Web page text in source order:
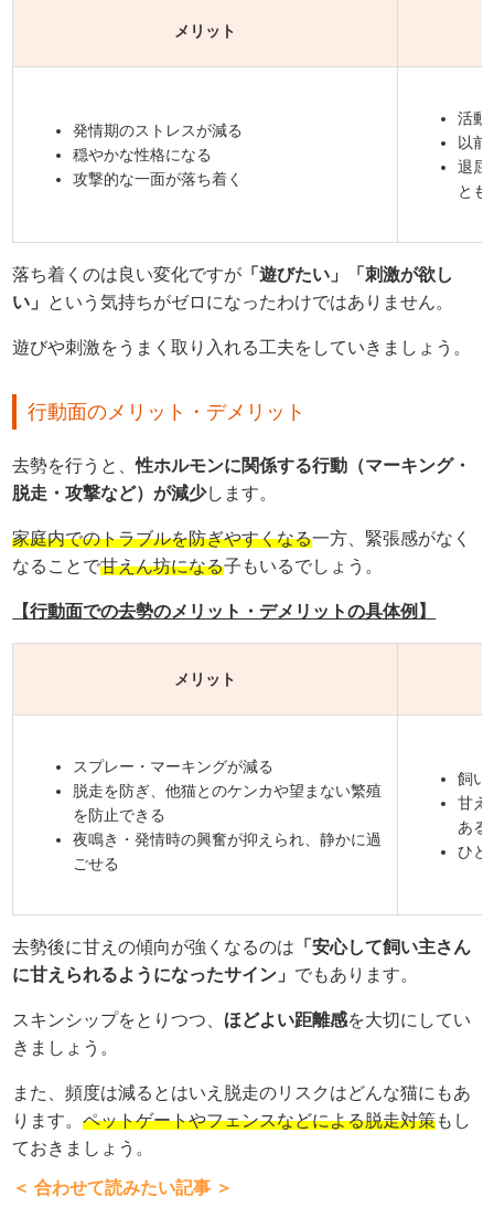
メリット
発情期のストレスが減る
穏やかな性格になる
攻撃的な一面が落ち着く
活動
以前
退屈
とも
落ち着くのは良い変化ですが 「遊びたい」「刺激が欲し
い」
という気持ちがゼロになったわけではありません。
遊びや刺激をうまく取り入れる工夫をしていきましょう。
行動面のメリット・デメリット
去勢を行うと、性ホルモンに関係する行動（マーキング・
脱走・攻撃など）が減少します。
家庭内でのトラブルを防ぎやすくなる一方、緊張感がなく
なることで甘えん坊になる子もいるでしょう。
【行動面での去勢のメリット・デメリットの具体例】
メリット
スプレー・マーキングが減る
脱走を防ぎ、他猫とのケンカや望まない繁殖
を防止できる
夜鳴き・発情時の興奮が抑えられ、静かに過
ごせる
飼い
甘え
ある
ひと
去勢後に甘えの傾向が強くなるのは 「安心して飼い主さん
に甘えられるようになったサイン」 でもあります。
スキンシップをとりつつ、 ほどよい距離感を大切にしてい
きましょう。
また、頻度は減るとはいえ脱走のリスクはどんな猫にもあ
ります。ペットゲートやフェンスなどによる脱走対策もし
ておきましょう。
＜ 合わせて読みたい記事 ＞